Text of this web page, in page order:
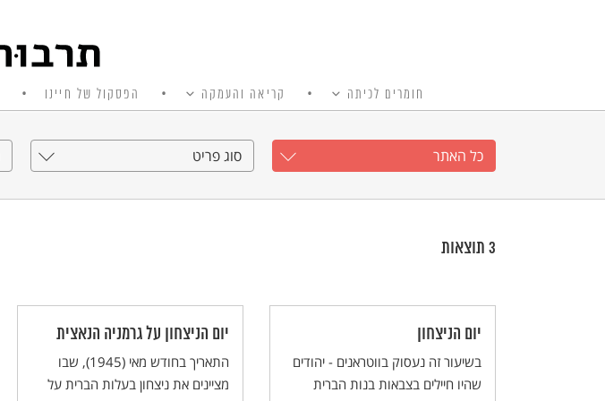
חומרים לכיתה קריאה והעמקה הפסקול של חיינו
כל האתר סוג פריט
3 תוצאות
יום הניצחון
בשיעור זה נעסוק בווטראנים - יהודים
שהיו חיילים בצבאות בנות הברית
יום הניצחון על גרמניה הנאצית
התאריך בחודש מאי (1945), שבו
מציינים את ניצחון בעלות הברית על